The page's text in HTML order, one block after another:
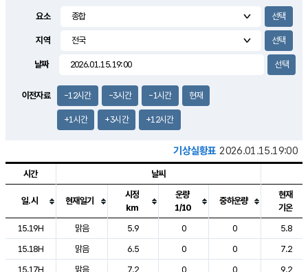
2.1m/s
요소
지역
날짜
이전자료 -12시간 -3시간 -1시간 현재
+1시간 +3시간 +12시간
기상실황표 2026.01.15.19:00
도시별 기상실황표로 지점, 날씨, 기온, 강수, 바람, 기압등을 안내한 표입
시간 날씨
일.시 현재일기
시정
km
운량
1/10
중하운량
현재
기온
15.19H
맑음 5.9 0 0
5.8
15.18H
맑음 6.5 0 0
7.2
15.17H
맑음 7.2 0 0
9.2